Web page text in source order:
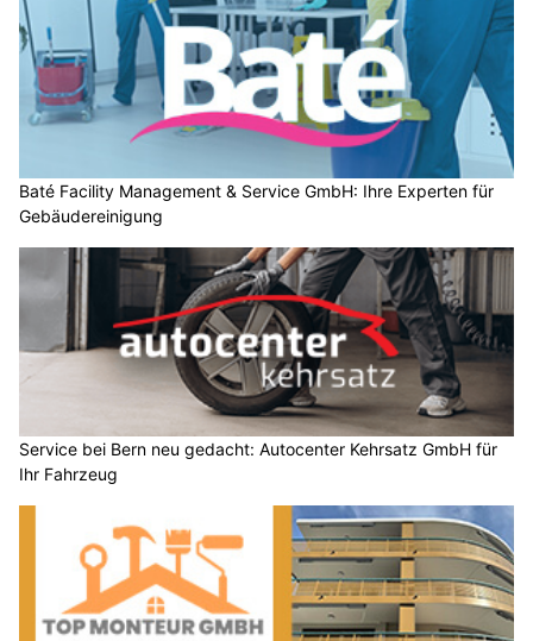
Baté Facility Management & Service GmbH: Ihre Experten für
Gebäudereinigung
Service bei Bern neu gedacht: Autocenter Kehrsatz GmbH für
Ihr Fahrzeug